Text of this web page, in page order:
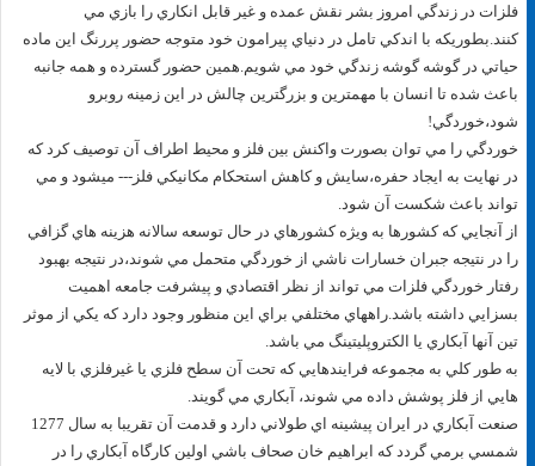
فلزات در زندگي امروز بشر نقش عمده و غير قابل انكاري را بازي مي
كنند.بطوريكه با اندكي تامل در دنياي پيرامون خود متوجه حضور پررنگ اين ماده
حياتي در گوشه گوشه زندگي خود مي شويم.همين حضور گسترده و همه جانبه
باعث شده تا انسان با مهمترين و بزرگترين چالش در اين زمينه روبرو
شود،خوردگي!
خوردگي را مي توان بصورت واكنش بين فلز و محيط اطراف آن توصيف كرد كه
در نهايت به ايجاد حفره،سايش و كاهش استحكام مكانيكي فلز--- ميشود و مي
تواند باعث شكست آن شود.
از آنجايي كه كشورها به ويژه كشورهاي در حال توسعه سالانه هزينه هاي گزافي
را در نتيجه جبران خسارات ناشي از خوردگي متحمل مي شوند،در نتيجه بهبود
رفتار خوردگي فلزات مي تواند از نظر اقتصادي و پيشرفت جامعه اهميت
بسزايي داشته باشد.راههاي مختلفي براي اين منظور وجود دارد كه يكي از موثر
تين آنها آبكاري يا الكتروپليتينگ مي باشد.
به طور كلي به مجموعه فرايندهايي كه تحت آن سطح فلزي يا غيرفلزي با لايه
هايي از فلز پوشش داده مي شوند، آبكاري مي گويند.
صنعت آبكاري در ايران پيشينه اي طولاني دارد و قدمت آن تقريبا به سال 1277
شمسي برمي گردد كه ابراهيم خان صحاف باشي اولين كارگاه آبكاري را در